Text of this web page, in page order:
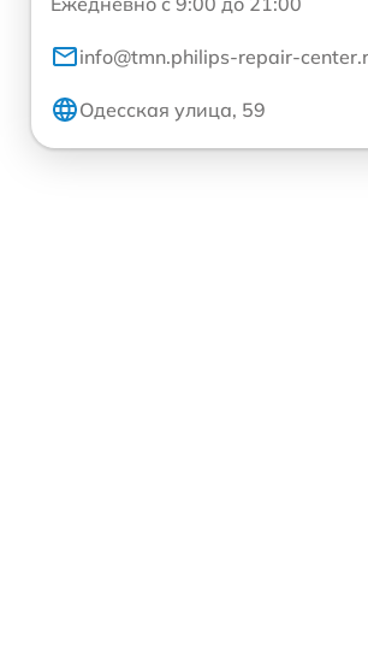
info@tmn.philips-repair-
Одесская улица, 59